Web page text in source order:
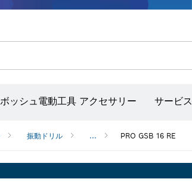
ボッシュ電動工具 アクセサリー サービス
振動ドリル ... PRO GSB 16 RE